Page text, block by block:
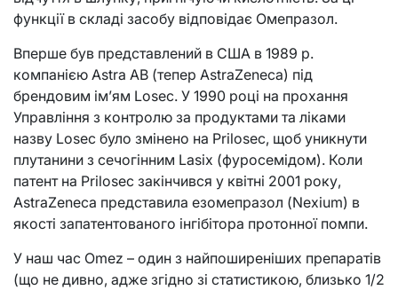
функції в складі засобу відповідає Омепразол.
Вперше був представлений в США в 1989 р.
компанією Astra AB (тепер AstraZeneca) під
брендовим ім’ям Losec. У 1990 році на прохання
Управління з контролю за продуктами та ліками
назву Losec було змінено на Prilosec, щоб уникнути
плутанини з сечогінним Lasix (фуросемідом). Коли
патент на Prilosec закінчився у квітні 2001 року,
AstraZeneca представила езомепразол (Nexium) в
якості запатентованого інгібітора протонної помпи.
У наш час Omez – один з найпоширеніших препаратів
(що не дивно, адже згідно зі статистикою, близько 1/2